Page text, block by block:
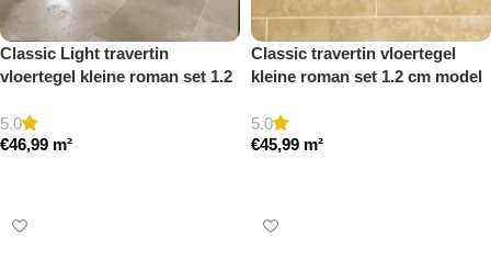
Classic Light travertin
vloertegel kleine roman set 1.2
5.0
€46,99 m²
Classic travertin vloertegel
kleine roman set 1.2 cm model
5.0
€45,99 m²